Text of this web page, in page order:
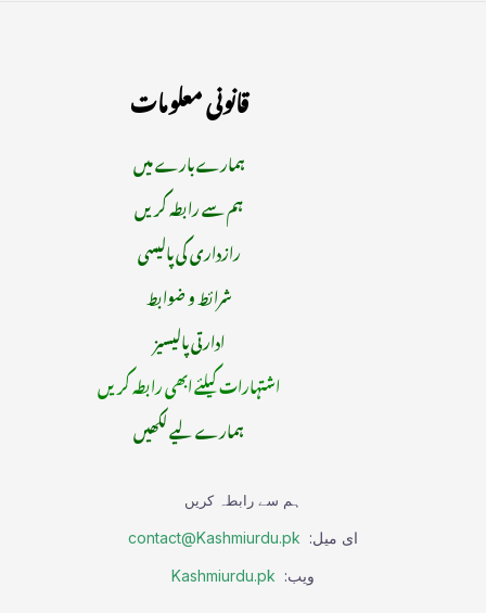
قانونی معلومات
ہمارے بارے میں
ہم سے رابطہ کریں
رازداری کی پالیسی
شرائط و ضوابط
ادارتی پالیسیز
اشتہارات کیلئے ابھی رابطہ کریں
ہمارے لیے لکھیں
ہم سے رابطہ کریں
ای میل: contact@Kashmiurdu.pk
ویب: Kashmiurdu.pk